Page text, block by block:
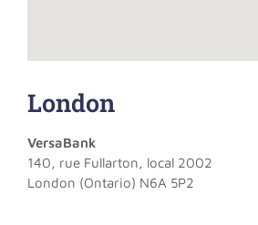
London
VersaBank
140, rue Fullarton, local 2002
London (Ontario) N6A 5P2